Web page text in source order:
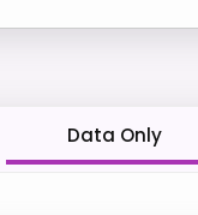
Data Only